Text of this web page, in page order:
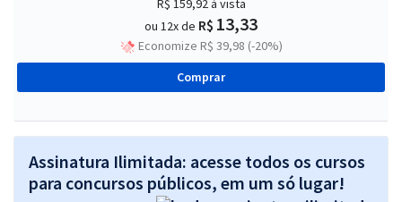
R$ 159,92à vista
ou 12x de R$ 13,33
Economize R$ 39,98 (-20%)
Comprar
Assinatura Ilimitada: acesse todos os cursos
para concursos públicos, em um só lugar!